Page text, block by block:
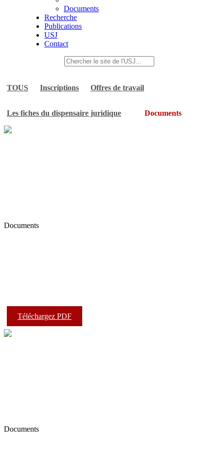
Documents
Recherche
Publications
USJ
Contact
TOUS Inscriptions Offres de travail
Les fiches du dispensaire juridique Documents
Documents
Téléchargez PDF
Documents